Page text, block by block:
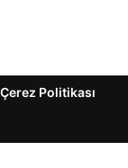
Çerez Politikası